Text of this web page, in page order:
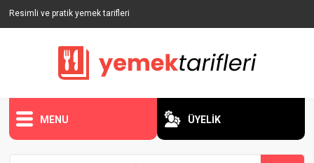
Resimli ve pratik yemek tarifleri
MENU ÜYELİK